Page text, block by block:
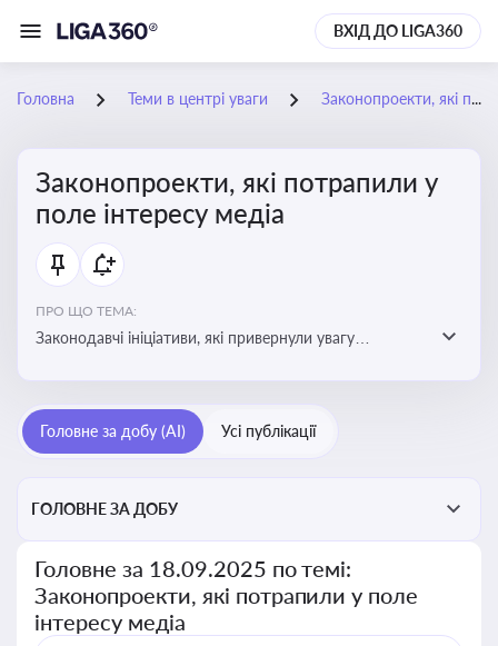
ВХІД ДО LIGA360
Головна Теми в центрі уваги Законопроекти, які потрапили у поле інтересу медіа
Законопроекти, які потрапили у
поле інтересу медіа
ПРО ЩО ТЕМА:
Законодавчі ініціативи, які привернули увагу
прийняття цих проектів пишуть в медіа. Які проекти
викликають найбільше критики
Головне за добу (AI) Усі публікації
ГОЛОВНЕ ЗА ДОБУ
Головне за 18.09.2025 по темі:
Законопроекти, які потрапили у поле
інтересу медіа